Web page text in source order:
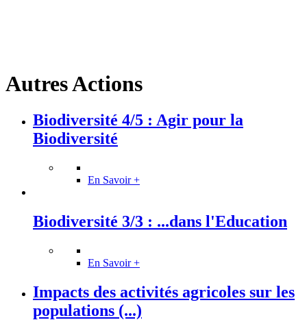
Autres Actions
Biodiversité 4/5 : Agir pour la
Biodiversité
En Savoir +
Biodiversité 3/3 : ...dans l'Education
En Savoir +
Impacts des activités agricoles sur les
populations (...)